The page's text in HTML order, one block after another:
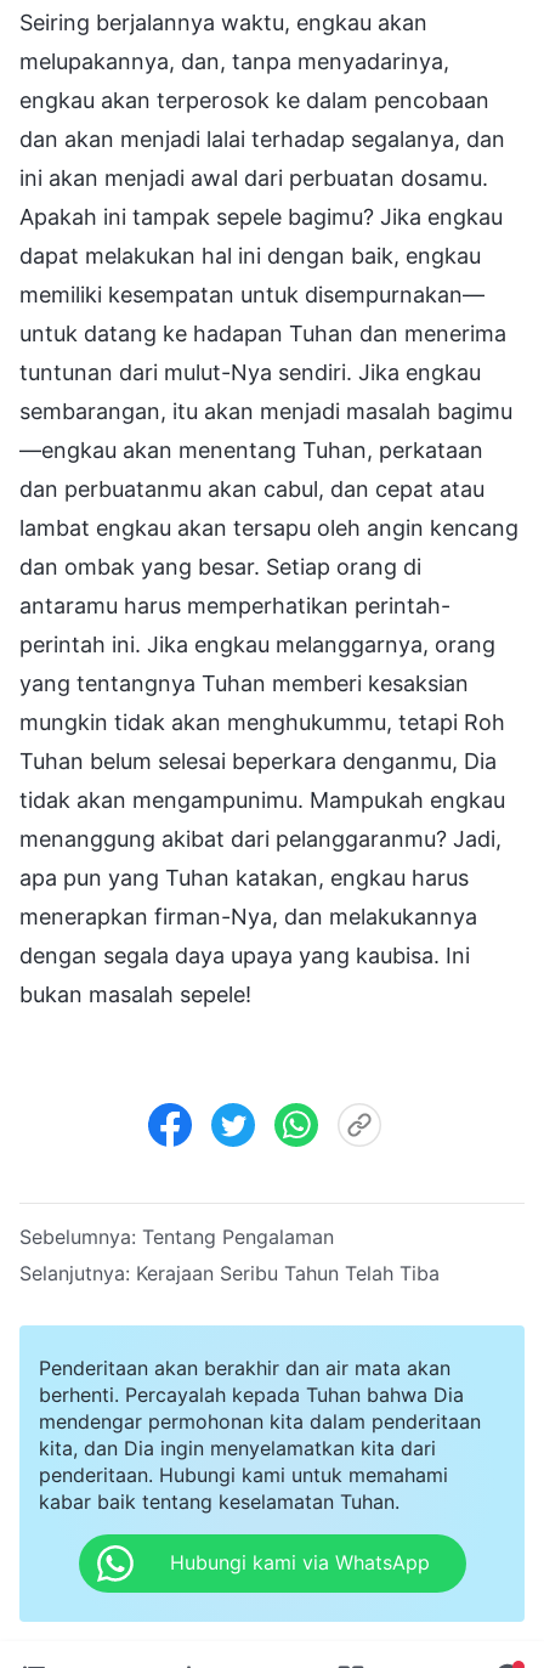
Seiring berjalannya waktu, engkau akan
melupakannya, dan, tanpa menyadarinya,
engkau akan terperosok ke dalam pencobaan
dan akan menjadi lalai terhadap segalanya, dan
ini akan menjadi awal dari perbuatan dosamu.
Apakah ini tampak sepele bagimu? Jika engkau
dapat melakukan hal ini dengan baik, engkau
memiliki kesempatan untuk disempurnakan—
untuk datang ke hadapan Tuhan dan menerima
tuntunan dari mulut-Nya sendiri. Jika engkau
sembarangan, itu akan menjadi masalah bagimu
—engkau akan menentang Tuhan, perkataan
dan perbuatanmu akan cabul, dan cepat atau
lambat engkau akan tersapu oleh angin kencang
dan ombak yang besar. Setiap orang di
antaramu harus memperhatikan perintah-
perintah ini. Jika engkau melanggarnya, orang
yang tentangnya Tuhan memberi kesaksian
mungkin tidak akan menghukummu, tetapi Roh
Tuhan belum selesai beperkara denganmu, Dia
tidak akan mengampunimu. Mampukah engkau
menanggung akibat dari pelanggaranmu? Jadi,
apa pun yang Tuhan katakan, engkau harus
menerapkan firman-Nya, dan melakukannya
dengan segala daya upaya yang kaubisa. Ini
bukan masalah sepele!
Sebelumnya: Tentang Pengalaman
Selanjutnya: Kerajaan Seribu Tahun Telah Tiba
Penderitaan akan berakhir dan air mata akan
berhenti. Percayalah kepada Tuhan bahwa Dia
mendengar permohonan kita dalam penderitaan
kita, dan Dia ingin menyelamatkan kita dari
penderitaan. Hubungi kami untuk memahami
kabar baik tentang keselamatan Tuhan.
Hubungi kami via WhatsApp